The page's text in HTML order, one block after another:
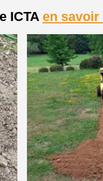
ICTA en savoir